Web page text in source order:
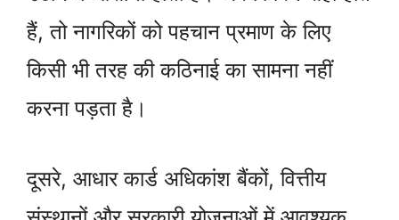
हैं, तो नागरिकों को पहचान प्रमाण के लिए
किसी भी तरह की कठिनाई का सामना नहीं
करना पड़ता है।
दूसरे, आधार कार्ड अधिकांश बैंकों, वित्तीय